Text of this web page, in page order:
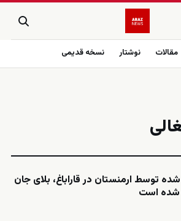
مقالات نوشتار نسخه قدیمی
توسط ارمنستان در قاراباغ، بلای جان
شده است